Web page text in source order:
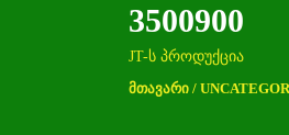
3500900
JT-ს პროდუქცია
ᲛᲗᲐᲕᲐᲠᲘ /